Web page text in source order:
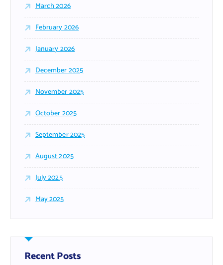
March 2026
February 2026
January 2026
December 2025
November 2025
October 2025
September 2025
August 2025
July 2025
May 2025
Recent Posts